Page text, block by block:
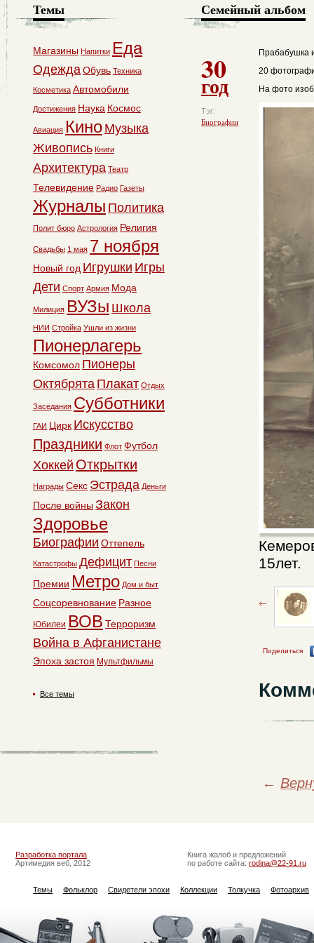
Семейный альбом
30
год
Тэг:
Биографии
Прабабушка
20
На фото
15лет.
Поделиться
←
Темы
Магазины Напитки Еда
ОдеждаОбувь Техника
Косметика Автомобили
Достижения Наука Космос
Авиация Кино Музыка
Живопись Книги
Архитектура Театр
Телевидение Радио Газеты
Журналы Политика
Полит бюро Астрология Религия
Свадьбы 1 мая 7 ноября
Новый год Игрушки Игры
Дети Спорт Армия Мода
Милиция ВУЗы Школа
НИИ Стройка Ушли из жизни
Пионерлагерь
Комсомол Пионеры
Октябрята Плакат Отдых
Заседания Субботники
ГАИ Цирк Искусство
Праздники Флот Футбол
Хоккей Открытки
Награды Секс Эстрада Деньги
После войны Закон
Здоровье
Биографии Оттепель
Катастрофы Дефицит Песни
Премии Метро Дом и быт
Соцсоревнование Разное
Юбилеи ВОВ Терроризм
Война в Афганистане
Эпоха застоя Мультфильмы
Все темы
Разработка портала
Артимедия веб, 2012
Книга жалоб и предложений
по работе сайта: rodina@22-91.ru
Темы Фольклор Свидетели эпохи Коллекции Толкучка Фотоархив